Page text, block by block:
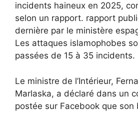
incidents haineux en 2025,
selon un rapport. rapport
dernière par le ministère
Les attaques islamophobes
passées de 15 à 35 incidents.
Le ministre de l’Intérieur,
Marlaska, a déclaré dans un
postée sur Facebook que son